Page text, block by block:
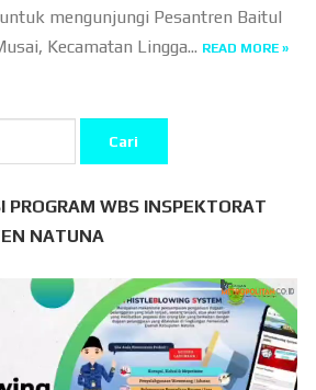
mengunjungi Pesantren Baitul
Kecamatan Lingga... READ MORE »
PROGRAM WBS INSPEKTORAT
NATUNA